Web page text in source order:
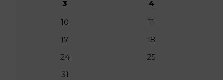
3
4
10
11
17
18
24
25
31